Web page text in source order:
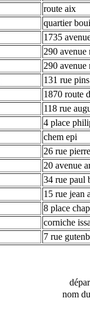
route aix
quartier
1735
290 avenue
290 avenue
131 rue
1870 route
118 rue
4 place
chem epi
26 rue
20 avenue
34 rue paul
15 rue jean
8 place
corniche
7 rue
nom